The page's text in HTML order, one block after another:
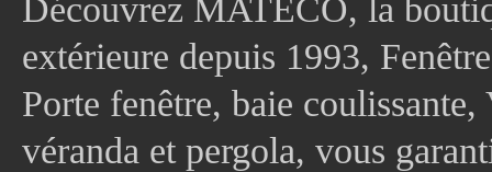
Découvrez MATECO, la
extérieure depuis 1993,
Porte fenêtre, baie
véranda et pergola, vous